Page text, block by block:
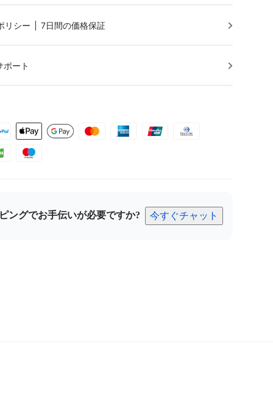
リシー 7日間の価格保証
ポート
ングでお手伝いが必要ですか? 今すぐチャット